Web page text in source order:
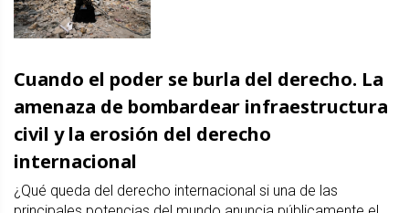
Cuando el poder se burla del derecho. La
amenaza de bombardear infraestructura
civil y la erosión del derecho
internacional
¿Qué queda del derecho internacional si una de las